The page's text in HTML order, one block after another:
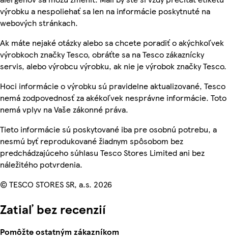
výrobku a nespoliehať sa len na informácie poskytnuté na
webových stránkach.
Ak máte nejaké otázky alebo sa chcete poradiť o akýchkoľvek
výrobkoch značky Tesco, obráťte sa na Tesco zákaznícky
servis, alebo výrobcu výrobku, ak nie je výrobok značky Tesco.
Hoci informácie o výrobku sú pravidelne aktualizované, Tesco
nemá zodpovednosť za akékoľvek nesprávne informácie. Toto
nemá vplyv na Vaše zákonné práva.
Tieto informácie sú poskytované iba pre osobnú potrebu, a
nesmú byť reprodukované žiadnym spôsobom bez
predchádzajúceho súhlasu Tesco Stores Limited ani bez
náležitého potvrdenia.
© TESCO STORES SR, a.s. 2026
Zatiaľ bez recenzií
Pomôžte ostatným zákazníkom